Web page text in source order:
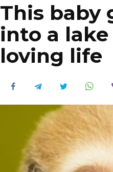
This baby
into a
loving life